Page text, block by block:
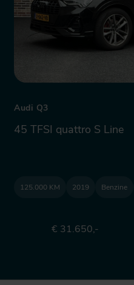
Audi Q3
45 TFSI quattro S Line
125.000 KM 2019 Benzine
€ 31.650,-